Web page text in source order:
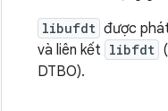
libufdt được
và liên kết libfdt
DTBO).